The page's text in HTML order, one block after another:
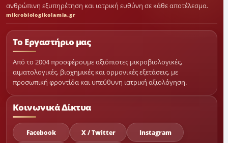
ανθρώπινη εξυπηρέτηση και ιατρική ευθύνη σε κάθε αποτέλεσμα.
mikrobiologikolamia.gr
Το Εργαστήριο μας
Από το 2004 προσφέρουμε αξιόπιστες μικροβιολογικές,
αιματολογικές, βιοχημικές και ορμονικές εξετάσεις, με
προσωπική φροντίδα και υπεύθυνη ιατρική αξιολόγηση.
Κοινωνικά Δίκτυα
Facebook X / Twitter Instagram